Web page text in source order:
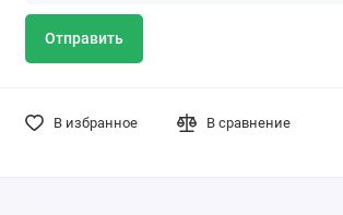
Отправить
В избранное В сравнение